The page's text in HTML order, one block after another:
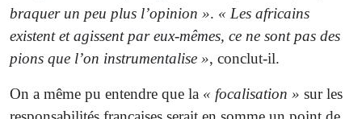
braquer un peu plus l’opinion ». « Les africains
existent et agissent par eux-mêmes, ce ne sont pas des
pions que l’on instrumentalise », conclut-il.
On a même pu entendre que la « focalisation » sur les